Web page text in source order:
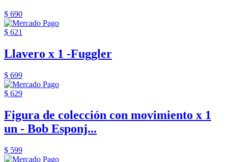
$ 690
$ 621
Llavero x 1 -Fuggler
$ 699
$ 629
Figura de colección con movimiento x 1
un - Bob Esponj...
$ 599